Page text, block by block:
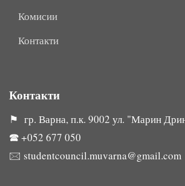
Комисии
Контакти
Контакти
⚑ гр. Варна, п.к. 9002 ул. "Марин
🕿+052 677 050
🖂 studentcouncil.muvarna@gmail.com